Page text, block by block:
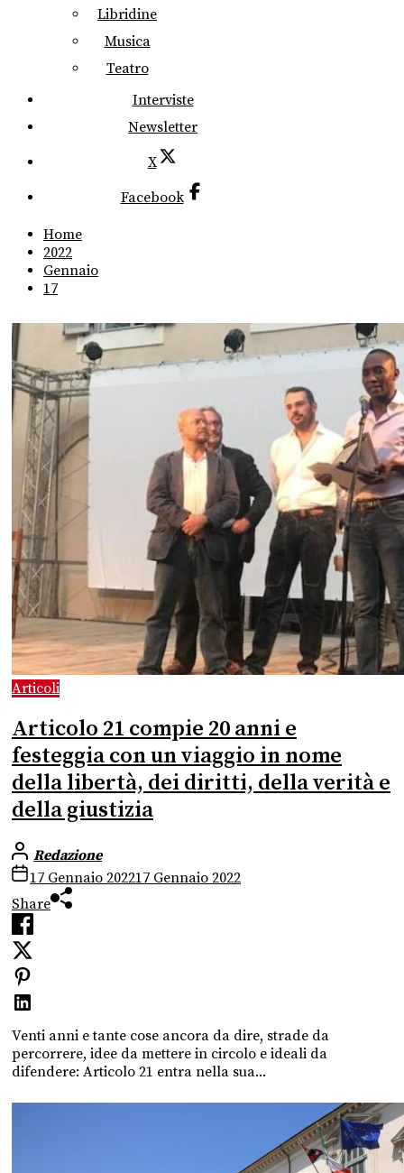
Libridine
Musica
Teatro
Interviste
Newsletter
X
Facebook
Home
2022
Gennaio
17
Articoli
Articolo 21 compie 20 anni e
festeggia con un viaggio in nome
della libertà, dei diritti, della verità e
della giustizia
Redazione
17 Gennaio 202217 Gennaio 2022
Share
Venti anni e tante cose ancora da dire, strade da
percorrere, idee da mettere in circolo e ideali da
difendere: Articolo 21 entra nella sua...